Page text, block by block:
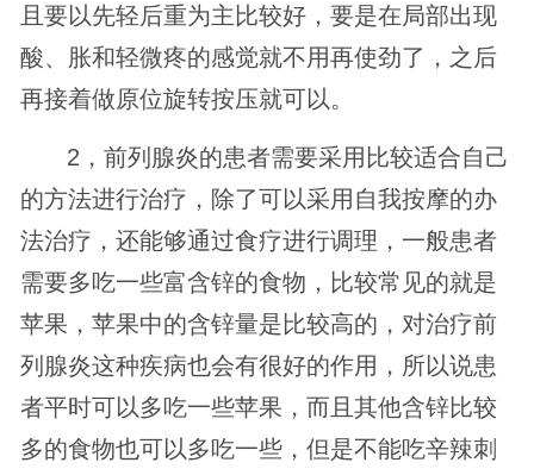
且要以先轻后重为主比较好，要是在局部出现
酸、胀和轻微疼的感觉就不用再使劲了，之后
再接着做原位旋转按压就可以。
2，前列腺炎的患者需要采用比较适合自己
的方法进行治疗，除了可以采用自我按摩的办
法治疗，还能够通过食疗进行调理，一般患者
需要多吃一些富含锌的食物，比较常见的就是
苹果，苹果中的含锌量是比较高的，对治疗前
列腺炎这种疾病也会有很好的作用，所以说患
者平时可以多吃一些苹果，而且其他含锌比较
多的食物也可以多吃一些，但是不能吃辛辣刺